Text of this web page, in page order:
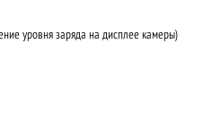
уровня заряда на дисплее камеры)